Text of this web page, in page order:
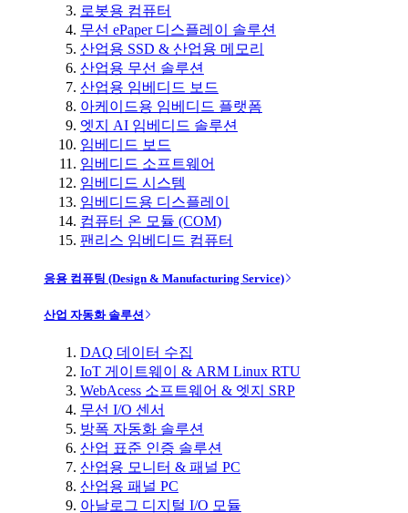
로봇용 컴퓨터
무선 ePaper 디스플레이 솔루션
산업용 SSD & 산업용 메모리
산업용 무선 솔루션
산업용 임베디드 보드
아케이드용 임베디드 플랫폼
엣지 AI 임베디드 솔루션
임베디드 보드
임베디드 소프트웨어
임베디드 시스템
임베디드용 디스플레이
컴퓨터 온 모듈 (COM)
팬리스 임베디드 컴퓨터
응용 컴퓨팅 (Design & Manufacturing Service)
산업 자동화 솔루션
DAQ 데이터 수집
IoT 게이트웨이 & ARM Linux RTU
WebAcess 소프트웨어 & 엣지 SRP
무선 I/O 센서
방폭 자동화 솔루션
산업 표준 인증 솔루션
산업용 모니터 & 패널 PC
산업용 패널 PC
아날로그 디지털 I/O 모듈